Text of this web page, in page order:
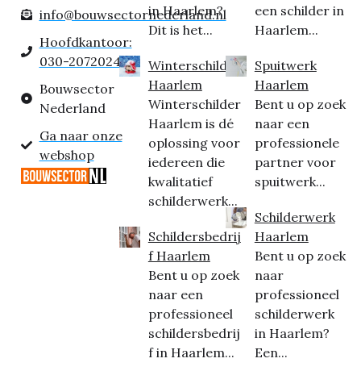
info@bouwsectornederland.nl
Hoofdkantoor:
030-2072024
Bouwsector
Nederland
Ga naar onze
webshop
in Haarlem?
Dit is het...
Winterschilder
Haarlem
Winterschilder
Haarlem is dé
oplossing voor
iedereen die
kwalitatief
schilderwerk...
Schildersbedrij
f Haarlem
Bent u op zoek
naar een
professioneel
schildersbedrij
f in Haarlem...
een schilder in
Haarlem...
Spuitwerk
Haarlem
Bent u op zoek
naar een
professionele
partner voor
spuitwerk...
Schilderwerk
Haarlem
Bent u op zoek
naar
professioneel
schilderwerk
in Haarlem?
Een...